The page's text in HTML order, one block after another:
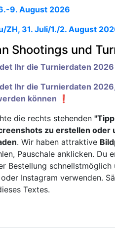
9. August 2026
ZH, 31. Juli/1./2. August
Shootings und
Ihr die Turnierdaten 2026
Ihr die Turnierdaten
können ❗️
die rechts stehenden
zu erstellen oder
. Wir haben attraktive
Pauschale anklicken. Du
Bestellung
Instagram verwenden.
Textes.